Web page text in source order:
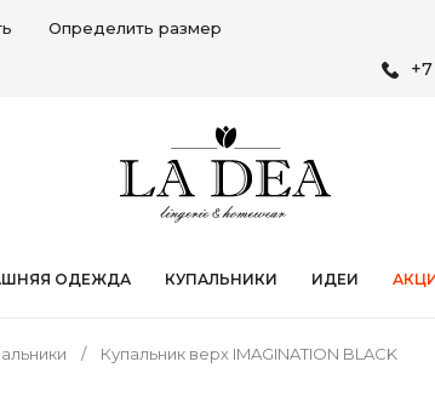
Определить размер
ОДЕЖДА КУПАЛЬНИКИ ИДЕИ
Купальник верх IMAGINATION BLACK